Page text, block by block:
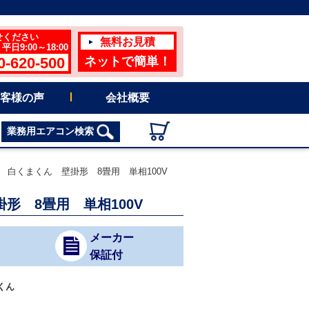
ください
日9:00～18:00
620-500
無料お見積
ネットで簡単！
様の声 会社概要
業務用エアコン検索
白くまくん 壁掛形 8畳用 単相100V
形 8畳用 単相100V
メーカー
保証付
ん